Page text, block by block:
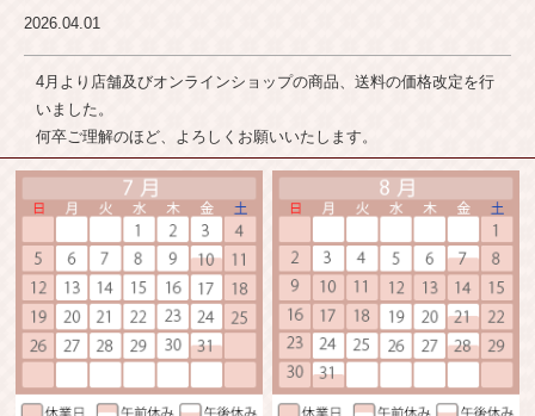
2026.04.01
4月より店舗及びオンラインショップの商品、送料の価格改定を行
いました。
何卒ご理解のほど、よろしくお願いいたします。
2026.01.26
代表者になりすました詐欺メールにご注意
弊社の会社名や代表者名を不正に使用したスパムメールが報告さ
れております。
これらのメールは弊社とは一切関係なく、弊社から送信したもの
ではありません。
多くのメールアドレスはgmailやoutlookからとなっております。
今後、メールアドレスも偽装され、弊社ドメイン(Makisaka.jp)が